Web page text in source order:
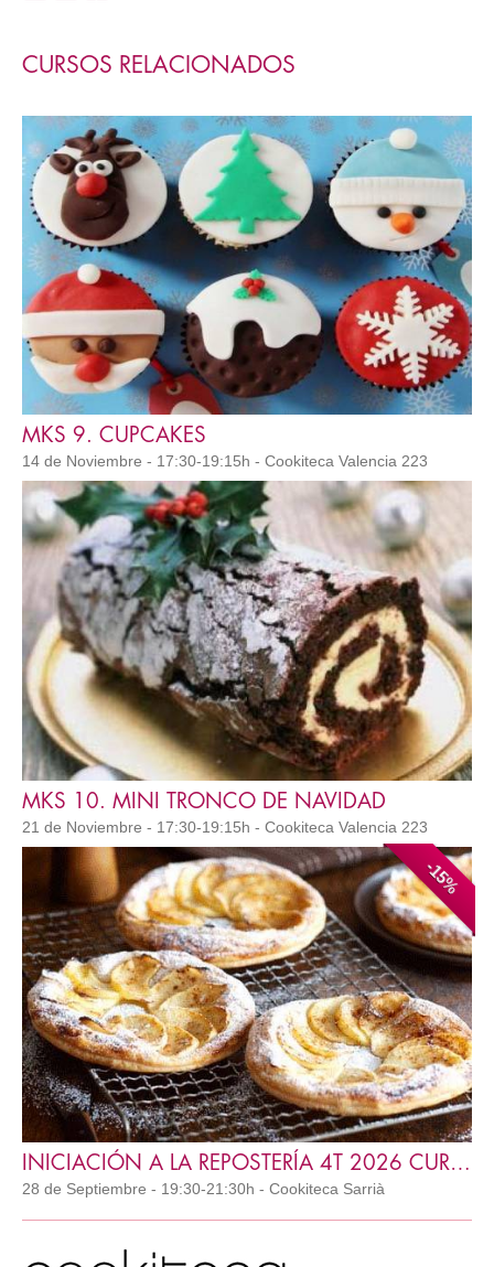
CURSOS RELACIONADOS
MKS 9. CUPCAKES
14 de Noviembre - 17:30-19:15h - Cookiteca Valencia 223
MKS 10. MINI TRONCO DE NAVIDAD
21 de Noviembre - 17:30-19:15h - Cookiteca Valencia 223
-15%
INICIACIÓN A LA REPOSTERÍA 4T 2026 CURSO COMPLETO
28 de Septiembre - 19:30-21:30h - Cookiteca Sarrià